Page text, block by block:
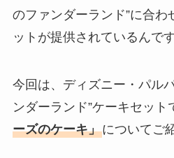
のファンダーランド”に合わ
ットが提供されているんです
今回は、ディズニー・パル
ンダーランド”ケーキセット
ーズのケーキ」についてご